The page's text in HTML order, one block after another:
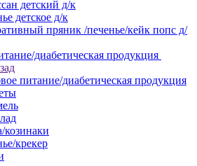
детский д/к
детское д/к
пряник /печенье/кейк попс д/
диабетическая продукция
питание/диабетическая продукция
козинаки
крекер